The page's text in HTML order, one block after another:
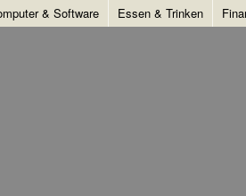
& Software Essen & Trinken